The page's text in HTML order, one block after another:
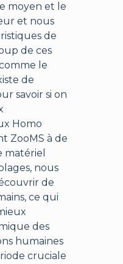
moyen et le
et nous
de
de ces
le
de
savoir si on
Homo
ZooMS à de
matériel
nous
de
ce qui
des
humaines
cruciale